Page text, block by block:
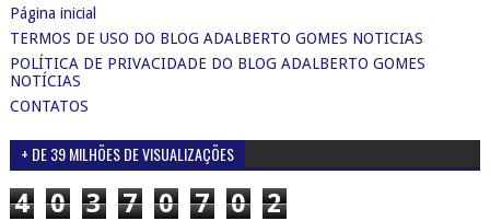
Página inicial
TERMOS DE USO DO BLOG ADALBERTO GOMES NOTICIAS
POLÍTICA DE PRIVACIDADE DO BLOG ADALBERTO GOMES
NOTÍCIAS
CONTATOS
+ DE 39 MILHÕES DE VISUALIZAÇÕES
4 0 3 7 0 7 0 2